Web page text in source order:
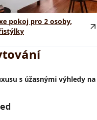
pokoj pro 2 osoby,
s úžasnými výhledy